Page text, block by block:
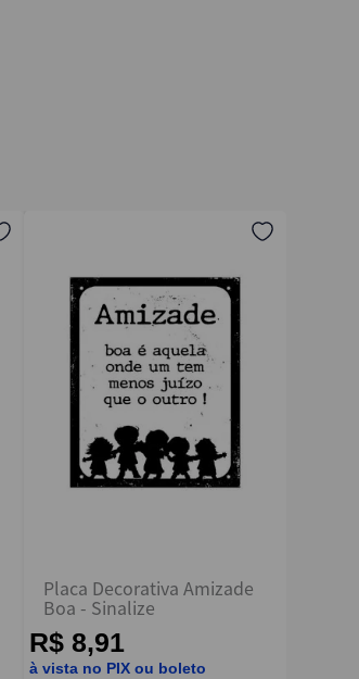
Placa Decorativa Amizade
Boa - Sinalize
R$ 8,91
à vista no PIX ou boleto